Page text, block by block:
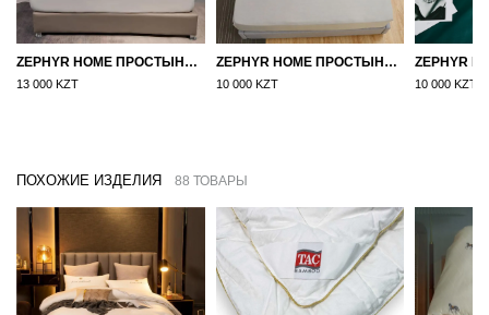
ZEPHYR HOME ПРОСТЫНЯ НА РЕЗИНКЕ ЕГИПЕТСКИЙ ХЛОПОК 160X200 БЕЛЫЙ
13 000 KZT
ZEPHYR HOME ПРОСТЫНЯ НА РЕЗИНКЕ 160Х200, САТИН, СЕРЫЙ
10 000 KZT 10 000 KZT
ПОХОЖИЕ ИЗДЕЛИЯ 88 ТОВАРЫ